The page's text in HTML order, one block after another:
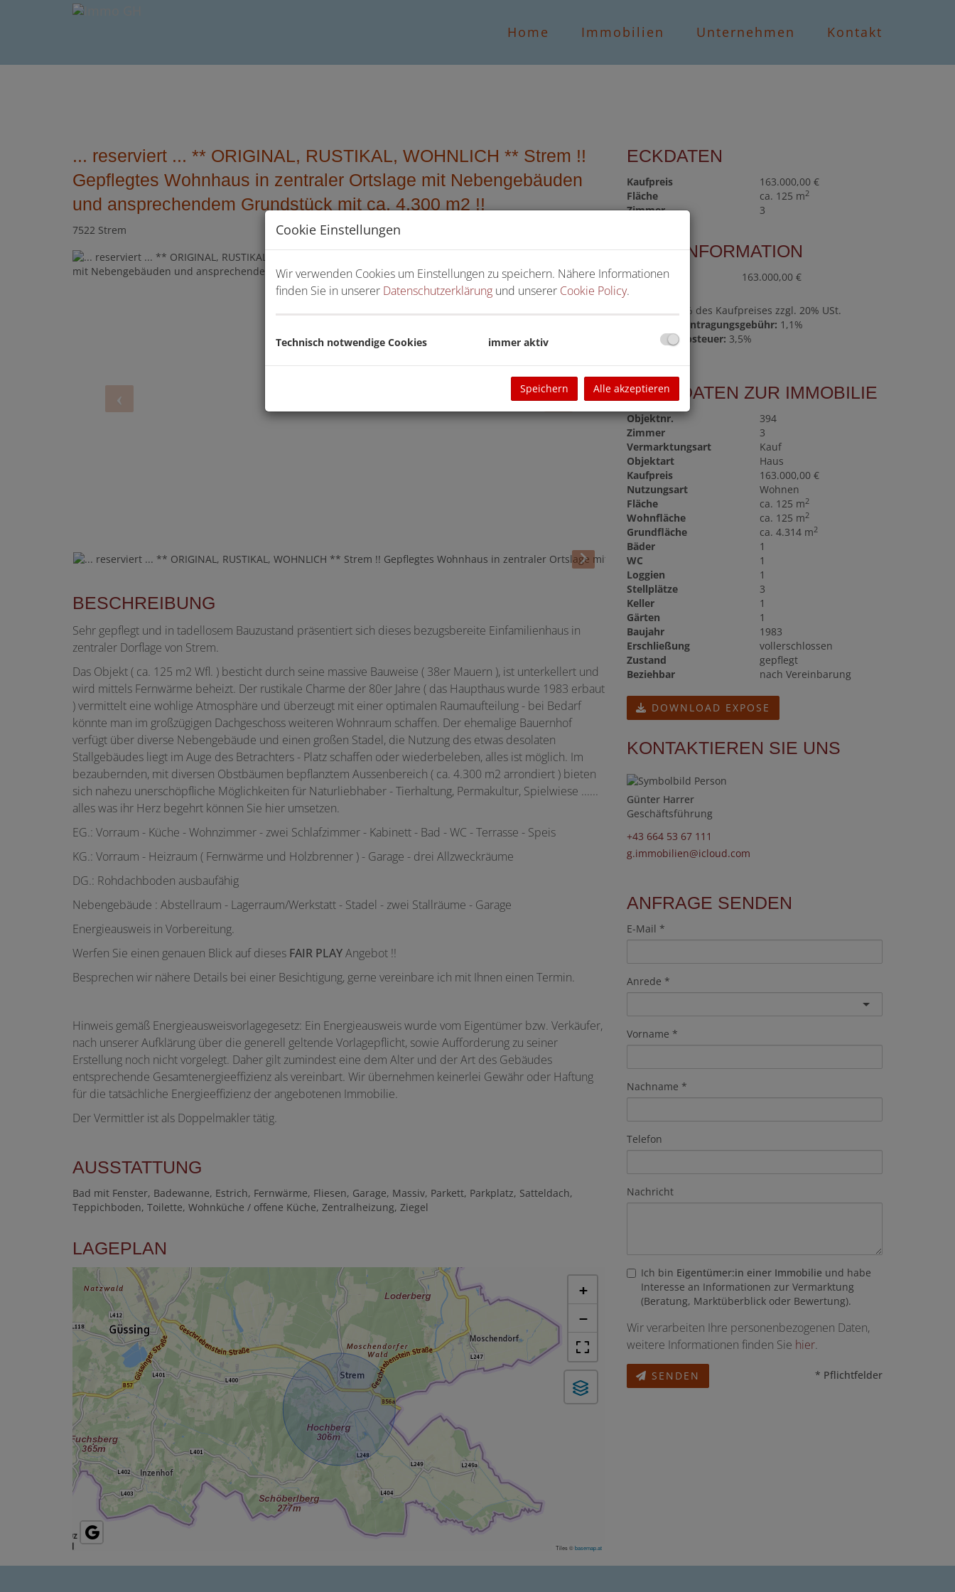
Home Immobilien Unternehmen Kontakt
... reserviert ... ** ORIGINAL, RUSTIKAL, WOHNLICH ** Strem !!
Gepflegtes Wohnhaus in zentraler Ortslage mit Nebengebäuden
und ansprechendem Grundstück mit ca. 4.300 m2 !!
7522 Strem
BESCHREIBUNG
Sehr gepflegt und in tadellosem Bauzustand präsentiert sich dieses bezugsbereite Einfamilienhaus in
zentraler Dorflage von Strem.
Das Objekt ( ca. 125 m2 Wfl. ) besticht durch seine massive Bauweise ( 38er Mauern ), ist unterkellert und
wird mittels Fernwärme beheizt. Der rustikale Charme der 80er Jahre ( das Haupthaus wurde 1983 erbaut
) vermittelt eine wohlige Atmosphäre und überzeugt mit einer optimalen Raumaufteilung - bei Bedarf
könnte man im großzügigen Dachgeschoss weiteren Wohnraum schaffen. Der ehemalige Bauernhof
verfügt über diverse Nebengebäude und einen großen Stadel, die Nutzung des etwas desolaten
Stallgebäudes liegt im Auge des Betrachters - Platz schaffen oder wiederbeleben, alles ist möglich. Im
bezaubernden, mit diversen Obstbäumen bepflanztem Aussenbereich ( ca. 4.300 m2 arrondiert ) bieten
sich nahezu unerschöpfliche Möglichkeiten für Naturliebhaber - Tierhaltung, Permakultur, Spielwiese ......
alles was ihr Herz begehrt können Sie hier umsetzen.
EG.: Vorraum - Küche - Wohnzimmer - zwei Schlafzimmer - Kabinett - Bad - WC - Terrasse - Speis
KG.: Vorraum - Heizraum ( Fernwärme und Holzbrenner ) - Garage - drei Allzweckräume
DG.: Rohdachboden ausbaufähig
Nebengebäude : Abstellraum - Lagerraum/Werkstatt - Stadel - zwei Stallräume - Garage
Energieausweis in Vorbereitung.
Werfen Sie einen genauen Blick auf dieses FAIR PLAYAngebot !!
Besprechen wir nähere Details bei einer Besichtigung, gerne vereinbare ich mit Ihnen einen Termin.
Hinweis gemäß Energieausweisvorlagegesetz: Ein Energieausweis wurde vom Eigentümer bzw. Verkäufer,
nach unserer Aufklärung über die generell geltende Vorlagepflicht, sowie Aufforderung zu seiner
Erstellung noch nicht vorgelegt. Daher gilt zumindest eine dem Alter und der Art des Gebäudes
entsprechende Gesamtenergieeffizienz als vereinbart. Wir übernehmen keinerlei Gewähr oder Haftung
für die tatsächliche Energieeffizienz der angebotenen Immobilie.
Der Vermittler ist als Doppelmakler tätig.
AUSSTATTUNG
Bad mit Fenster Badewanne Estrich Fernwärme Fliesen Garage Massiv Parkett Parkplatz Satteldach
Teppichboden Toilette Wohnküche / offene Küche Zentralheizung Ziegel
LAGEPLAN
+
−
Tiles ©basemap.at
ECKDATEN
Kaufpreis
163.000,00 €
Fläche
ca. 125 m2
Zimmer 3
PREISINFORMATION
Kaufpreis: 163.000,00 €
Provision: 3% des Kaufpreises zzgl. 20% USt.
Grundbucheintragungsgebühr: 1,1%
Grunderwerbsteuer: 3,5%
BASISDATEN ZUR IMMOBILIE
Objektnr.
394
Zimmer
3
Vermarktungsart
Kauf
Objektart
Haus
Kaufpreis
163.000,00 €
Nutzungsart
Wohnen
Fläche
ca. 125 m2
Wohnfläche ca. 125 m2
Grundfläche ca. 4.314 m2
Bäder
1
WC
1
Loggien
1
Stellplätze
3
Keller
1
Gärten
1
Baujahr
1983
Erschließung
vollerschlossen
Zustand
gepflegt
Beziehbar
nach Vereinbarung
DOWNLOAD EXPOSE
KONTAKTIEREN SIE UNS
Günter Harrer
Geschäftsführung
+43 664 53 67 111
g.immobilien@icloud.com
ANFRAGE SENDEN
E-Mail
Anrede
Vorname
Nachname
Telefon
Nachricht
Ich bin Eigentümer:in einer Immobilie und habe
Interesse an Informationen zur Vermarktung
(Beratung, Marktüberblick oder Bewertung).
Wir verarbeiten Ihre personenbezogenen Daten,
weitere Informationen finden Sie hier.
SENDEN * Pflichtfelder
Cookie Einstellungen
Wir verwenden Cookies um Einstellungen zu speichern. Nähere Informationen
finden Sie in unserer Datenschutzerklärung und unserer Cookie Policy.
Technisch notwendige Cookies immer aktiv
Speichern Alle akzeptieren